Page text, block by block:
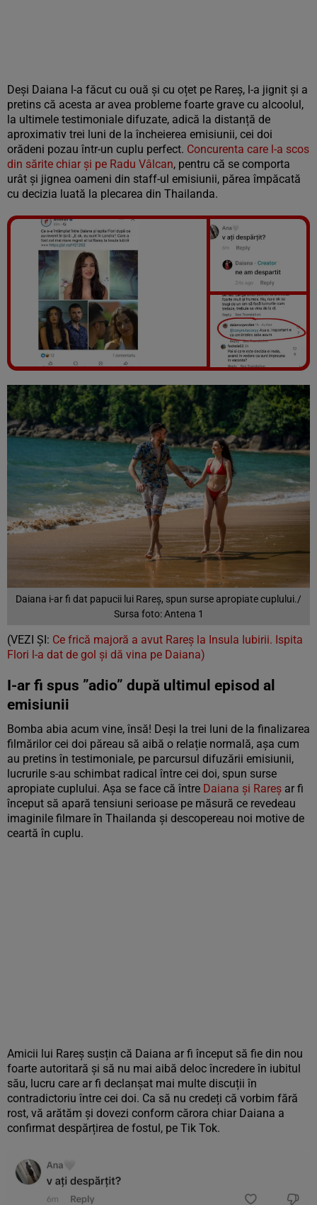
Deși Daiana l-a făcut cu ouă și cu oțet pe Rareș, l-a jignit și a
pretins că acesta ar avea probleme foarte grave cu alcoolul,
la ultimele testimoniale difuzate, adică la distanță de
aproximativ trei luni de la încheierea emisiunii, cei doi
orădeni pozau într-un cuplu perfect. Concurenta care l-a scos
din sărite chiar și pe Radu Vâlcan, pentru că se comporta
urât și jignea oameni din staff-ul emisiunii, părea împăcată
cu decizia luată la plecarea din Thailanda.
Vezi galeria foto
6 poze
Daiana i-ar fi dat papucii lui Rareș, spun surse apropiate cuplului./
Sursa foto: Antena 1
(VEZI ȘI: Ce frică majoră a avut Rareș la Insula Iubirii. Ispita
Flori l-a dat de gol și dă vina pe Daiana)
I-ar fi spus ”adio” după ultimul episod al
emisiunii
Bomba abia acum vine, însă! Deși la trei luni de la finalizarea
filmărilor cei doi păreau să aibă o relație normală, așa cum
au pretins în testimoniale, pe parcursul difuzării emisiunii,
lucrurile s-au schimbat radical între cei doi, spun surse
apropiate cuplului. Așa se face că între Daiana și Rareș ar fi
început să apară tensiuni serioase pe măsură ce revedeau
imaginile filmare în Thailanda și descopereau noi motive de
ceartă în cuplu.
Amicii lui Rareș susțin că Daiana ar fi început să fie din nou
foarte autoritară și să nu mai aibă deloc încredere în iubitul
său, lucru care ar fi declanșat mai multe discuții în
contradictoriu între cei doi. Ca să nu credeți că vorbim fără
rost, vă arătăm și dovezi conform cărora chiar Daiana a
confirmat despărțirea de fostul, pe Tik Tok.